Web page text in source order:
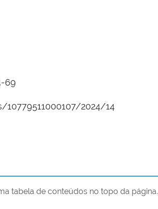
69
2024/14
tabela de conteúdos no topo da página.